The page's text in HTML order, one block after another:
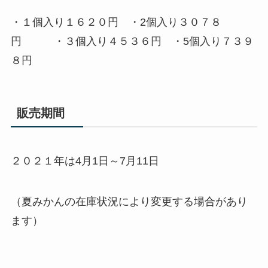
・１個入り１６２０円 ・2個入り３０７８
円 ・３個入り４５３６円 ・5個入り７３９
８円
販売期間
２０２１年は4月1日～7月11日
（夏みかんの在庫状況により変更する場合があり
ます）